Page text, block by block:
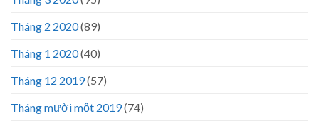
Tháng 2 2020(89)
Tháng 1 2020(40)
Tháng 12 2019(57)
Tháng mười một 2019(74)